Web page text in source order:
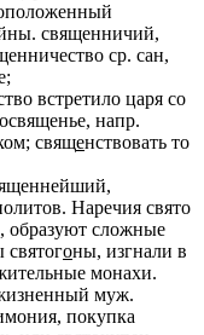
священничий,
ср. сан,
встретило царя со
освященье, напр.
священствовать то
Наречия свято
образуют сложные
оны, изгнали в
монахи.
муж.
покупка